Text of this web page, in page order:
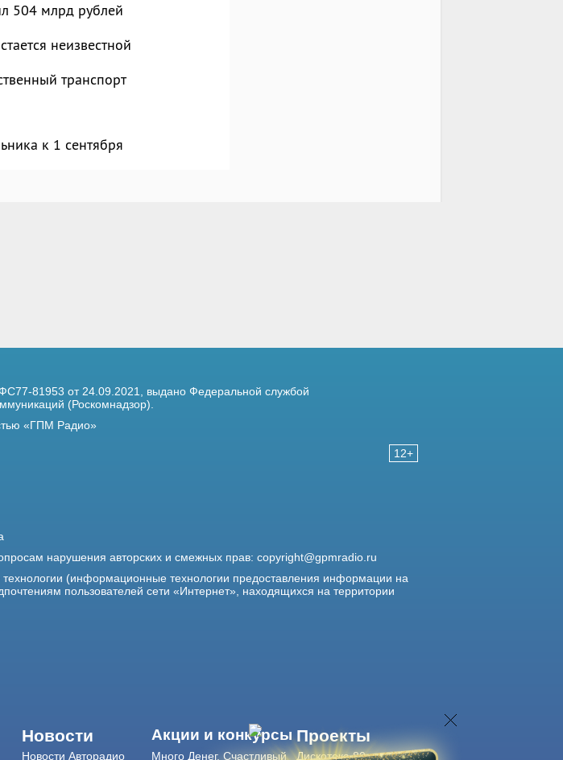
504 млрд рублей
неизвестной
транспорт
к 1 сентября
12+
81953 от 24.09.2021, выдано Федеральной службой
(Роскомнадзор).
«ГПМ Радио»
нарушения авторских и смежных прав: copyright@gpmradio.ru
(информационные технологии предоставления информации на
пользователей сети «Интернет», находящихся на территории
Новости
Новости Авторадио
Акции и конкурсы
Много Денег. Счастливый
Проекты
Дискотека 80-х